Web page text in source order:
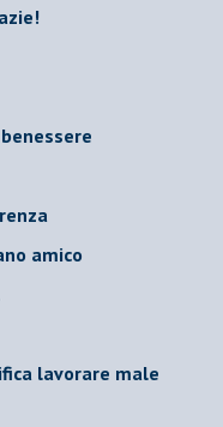
amico
lavorare male